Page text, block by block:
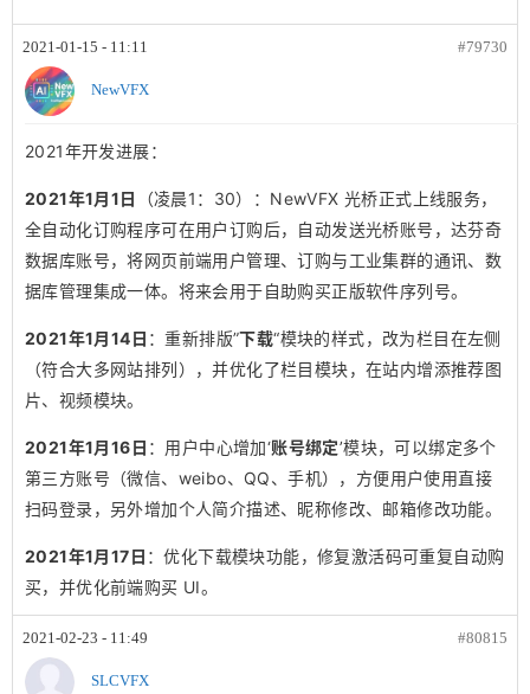
2021-01-15 - 11:11 #79730
NewVFX
2021年开发进展：
2021年1月1日
（凌晨1：30）：NewVFX 光桥正式上线服务，
全自动化订购程序可在用户订购后，自动发送光桥账号，达芬奇
数据库账号，将网页前端用户管理、订购与工业集群的通讯、数
据库管理集成一体。将来会用于自助购买正版软件序列号。
2021年1月14日 ：重新排版”下载“模块的样式，改为栏目在左侧
（符合大多网站排列），并优化了栏目模块，在站内增添推荐图
片、视频模块。
2021年1月16日 ：用户中心增加‘账号绑定’模块，可以绑定多个
第三方账号（微信、weibo、QQ、手机），方便用户使用直接
扫码登录，另外增加个人简介描述、昵称修改、邮箱修改功能。
2021年1月17日 ：优化下载模块功能，修复激活码可重复自动购
买，并优化前端购买 UI。
2021-02-23 - 11:49 #80815
SLCVFX